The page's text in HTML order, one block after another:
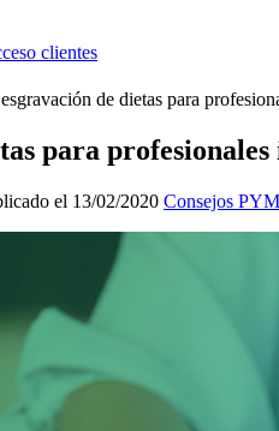
clientes
de dietas para
para
el 13/02/2020 Consejos